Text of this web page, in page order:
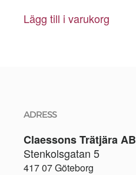
Lägg till i varukorg
ADRESS
Claessons Trätjära AB
Stenkolsgatan 5
417 07 Göteborg